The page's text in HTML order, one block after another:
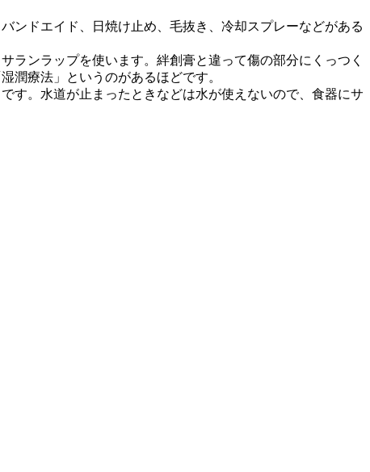
ンドエイド、日焼け止め、毛抜き、冷却スプレーなどがある
ランラップを使います。絆創膏と違って傷の部分にくっつく
潤療法」というのがあるほどです。
す。水道が止まったときなどは水が使えないので、食器にサ